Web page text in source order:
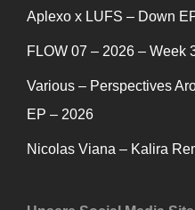
Aplexo x LUFS – Down
FLOW 07 – 2026 – Week
Various – Perspectives
EP – 2026
Nicolas Viana – Kalira